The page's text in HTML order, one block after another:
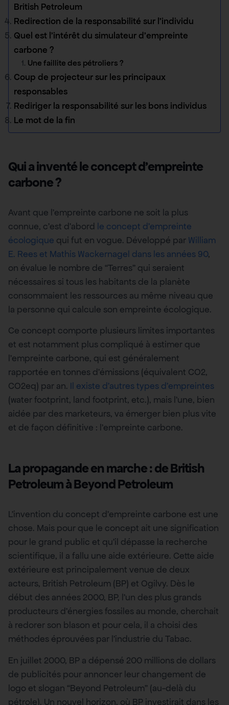
British Petroleum
Redirection de la responsabilité sur l’individu
Quel est l’intérêt du simulateur d’empreinte
carbone ?
Une faillite des pétroliers ?
Coup de projecteur sur les principaux
responsables
Rediriger la responsabilité sur les bons individus
Le mot de la fin
Qui a inventé le concept d’empreinte
carbone ?
Avant que l’empreinte carbone ne soit la plus
connue, c’est d’abord le concept d’empreinte
écologique qui fut en vogue. Développé par William
E. Rees et Mathis Wackernagel dans les années 90,
on évalue le nombre de “Terres” qui seraient
nécessaires si tous les habitants de la planète
consommaient les ressources au même niveau que
la personne qui calcule son empreinte écologique.
Ce concept comporte plusieurs limites importantes
et est notamment plus compliqué à estimer que
l’empreinte carbone, qui est généralement
rapportée en tonnes d’émissions (équivalent CO2,
CO2eq) par an. Il existe d’autres types d’empreintes
(water footprint, land footprint, etc.), mais l’une, bien
aidée par des marketeurs, va émerger bien plus vite
et de façon définitive : l’empreinte carbone.
La propagande en marche : de British
Petroleum à Beyond Petroleum
L’invention du concept d’empreinte carbone est une
chose. Mais pour que le concept ait une signification
pour le grand public et qu’il dépasse la recherche
scientifique, il a fallu une aide extérieure. Cette aide
extérieure est principalement venue de deux
acteurs, British Petroleum (BP) et Ogilvy. Dès le
début des années 2000, BP, l’un des plus grands
producteurs d’énergies fossiles au monde, cherchait
à redorer son blason et pour cela, il a choisi des
méthodes éprouvées par l’industrie du Tabac.
En juillet 2000, BP a dépensé 200 millions de dollars
de publicités pour annoncer leur changement de
logo et slogan “Beyond Petroleum” (au-delà du
pétrole). Un nouvel horizon, où BP investirait dans les